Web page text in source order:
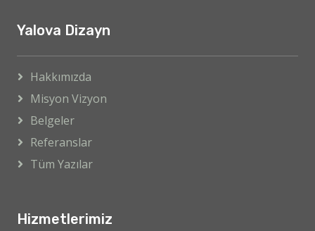
Yalova Dizayn
Hakkımızda
Misyon Vizyon
Belgeler
Referanslar
Tüm Yazılar
Hizmetlerimiz